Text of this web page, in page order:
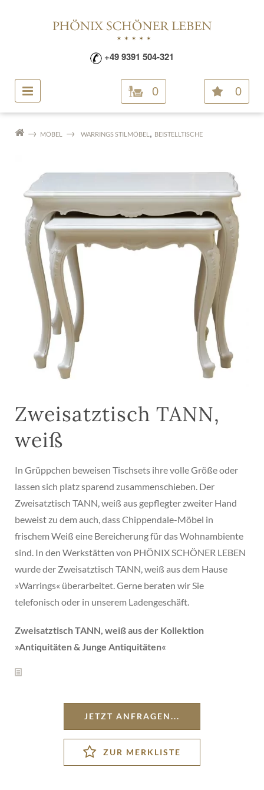
+49 9391 504-321
0 0
MÖBEL WARRINGS STILMÖBEL , BEISTELLTISCHE
Zweisatztisch TANN,
weiß
In Grüppchen beweisen Tischsets ihre volle Größe oder
lassen sich platz sparend zusammenschieben. Der
Zweisatztisch TANN, weiß aus gepflegter zweiter Hand
beweist zu dem auch, dass Chippendale-Möbel in
frischem Weiß eine Bereicherung für das Wohnambiente
sind. In den Werkstätten von PHÖNIX SCHÖNER LEBEN
wurde der Zweisatztisch TANN, weiß aus dem Hause
»Warrings« überarbeitet. Gerne beraten wir Sie
telefonisch oder in unserem Ladengeschäft.
Zweisatztisch TANN, weiß aus der Kollektion
»Antiquitäten & Junge Antiquitäten«
JETZT ANFRAGEN...